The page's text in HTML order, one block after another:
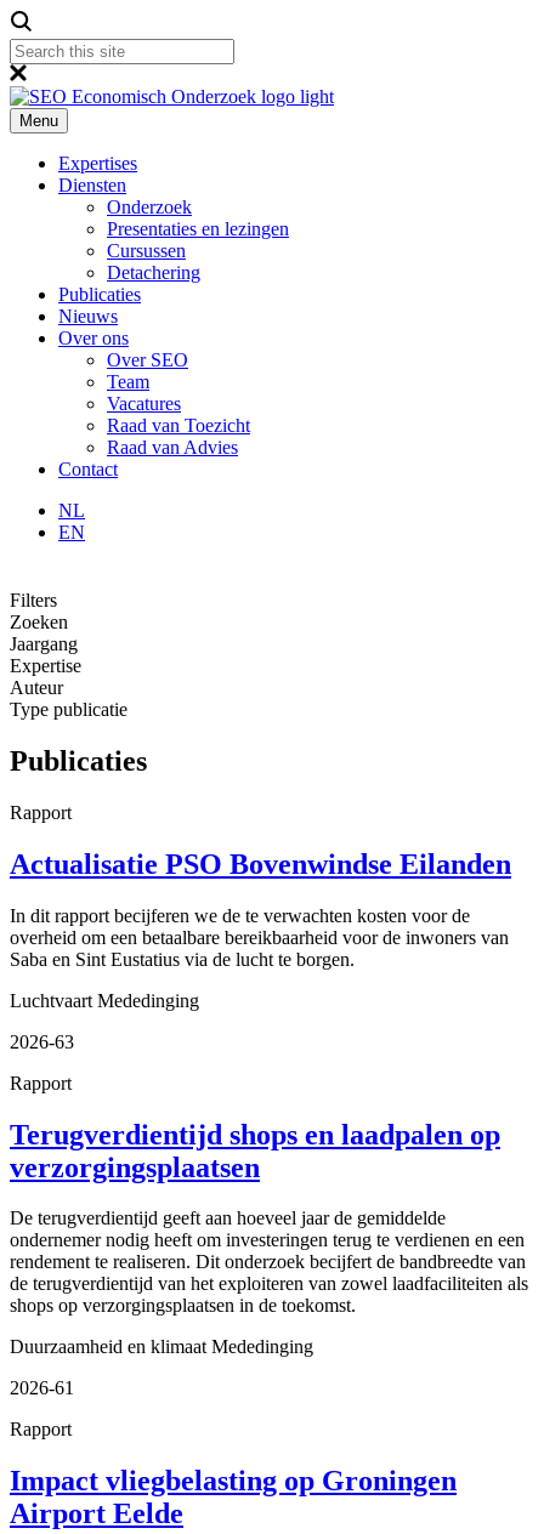
Menu
Expertises
Diensten
Onderzoek
Presentaties en lezingen
Cursussen
Detachering
Publicaties
Nieuws
Over ons
Over SEO
Team
Vacatures
Raad van Toezicht
Raad van Advies
Contact
NL
EN
Filters
Zoeken
Jaargang
Expertise
Auteur
Type publicatie
Publicaties
Rapport
Actualisatie PSO Bovenwindse Eilanden
In dit rapport becijferen we de te verwachten kosten voor de
overheid om een betaalbare bereikbaarheid voor de inwoners van
Saba en Sint Eustatius via de lucht te borgen.
Luchtvaart Mededinging
2026-63
Rapport
Terugverdientijd shops en laadpalen op
verzorgingsplaatsen
De terugverdientijd geeft aan hoeveel jaar de gemiddelde
ondernemer nodig heeft om investeringen terug te verdienen en een
rendement te realiseren. Dit onderzoek becijfert de bandbreedte van
de terugverdientijd van het exploiteren van zowel laadfaciliteiten als
shops op verzorgingsplaatsen in de toekomst.
Duurzaamheid en klimaat Mededinging
2026-61
Rapport
Impact vliegbelasting op Groningen
Airport Eelde